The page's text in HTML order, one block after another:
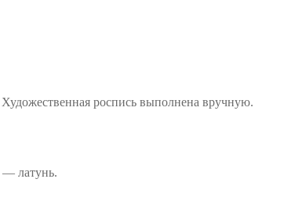
роспись выполнена вручную.
— латунь.